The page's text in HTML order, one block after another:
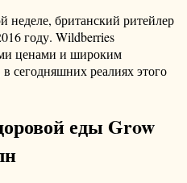
неделе, британский ритейлер
году. Wildberries
ценами и широким
сегодняшних реалиях этого
еды Grow